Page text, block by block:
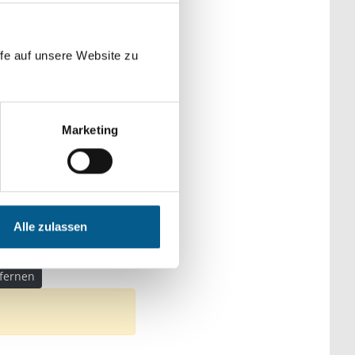
auf unsere Website zu
Marketing
Alle zulassen
Kategorien